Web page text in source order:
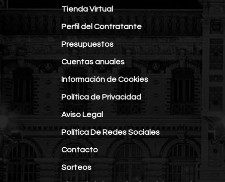
Tienda Virtual
Perfil del Contratante
Presupuestos
Cuentas anuales
Información de Cookies
Política de Privacidad
Aviso Legal
Política De Redes Sociales
Contacto
Sorteos